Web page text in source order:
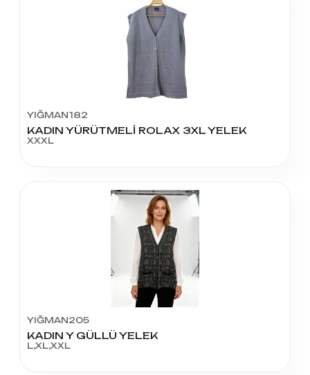
YIĞMAN182
KADIN YÜRÜTMELİ ROLAX 3XL YELEK
XXXL
YIĞMAN205
KADIN Y GÜLLÜ YELEK
L,XL,XXL